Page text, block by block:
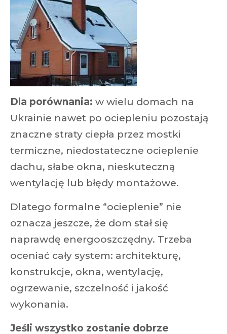
Dla porównania: w wielu domach na
Ukrainie nawet po ociepleniu pozostają
znaczne straty ciepła przez mostki
termiczne, niedostateczne ocieplenie
dachu, słabe okna, nieskuteczną
wentylację lub błędy montażowe.
Dlatego formalne “ocieplenie” nie
oznacza jeszcze, że dom stał się
naprawdę energooszczędny. Trzeba
oceniać cały system: architekturę,
konstrukcje, okna, wentylację,
ogrzewanie, szczelność i jakość
wykonania.
Jeśli wszystko zostanie dobrze